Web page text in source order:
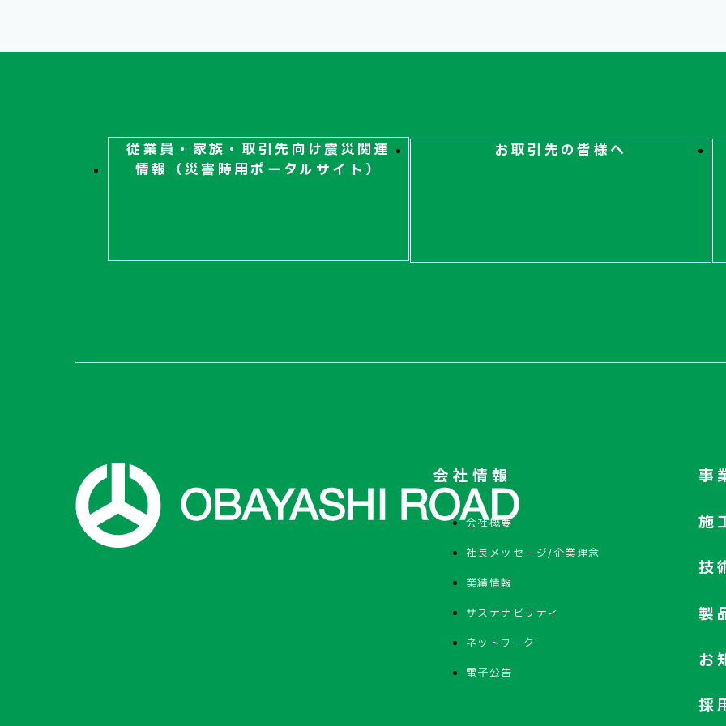
従業員・家族・取引先向け震災関連
情報（災害時用ポータルサイト）
お取引先の皆様へ
会社情報
会社概要
社長メッセージ/企業理念
業績情報
サステナビリティ
ネットワーク
電子公告
事
施
技
製
お
採